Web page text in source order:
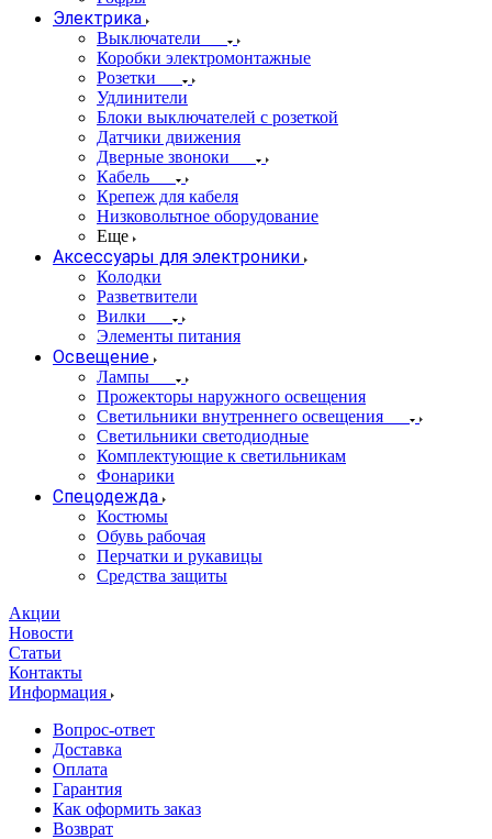
Электрика
Выключатели
Коробки электромонтажные
Розетки
Удлинители
Блоки выключателей с розеткой
Датчики движения
Дверные звоноки
Кабель
Крепеж для кабеля
Низковольтное оборудование
Еще
Аксессуары для электроники
Колодки
Разветвители
Вилки
Элементы питания
Освещение
Лампы
Прожекторы наружного освещения
Светильники внутреннего освещения
Светильники светодиодные
Комплектующие к светильникам
Фонарики
Спецодежда
Костюмы
Обувь рабочая
Перчатки и рукавицы
Средства защиты
Акции
Новости
Статьи
Контакты
Информация
Вопрос-ответ
Доставка
Оплата
Гарантия
Как оформить заказ
Возврат